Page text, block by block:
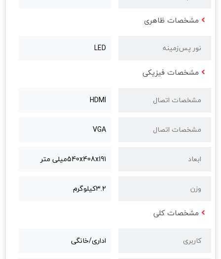
مشخصات ظاهری
نور پس‌زمینه LED
مشخصات فیزیکی
مشخصات اتصال HDMI
مشخصات اتصال VGA
ابعاد 540x408x191میلی متر
وزن 3.2کيلوگرم
مشخصات کلی
کاربری اداری/خانگی